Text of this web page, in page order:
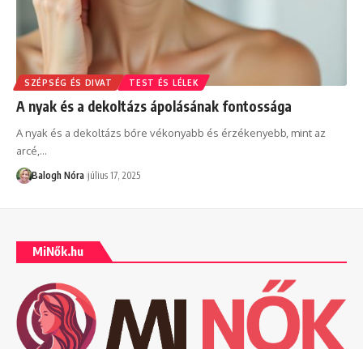
SZÉPSÉG ÉS DIVAT TEST ÉS LÉLEK
A nyak és a dekoltázs ápolásának fontossága
A nyak és a dekoltázs bőre vékonyabb és érzékenyebb, mint az
arcé, …
Balogh Nóra július 17, 2025
MiNők.hu